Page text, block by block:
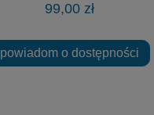
99,00 zł
powiadom o dostępności